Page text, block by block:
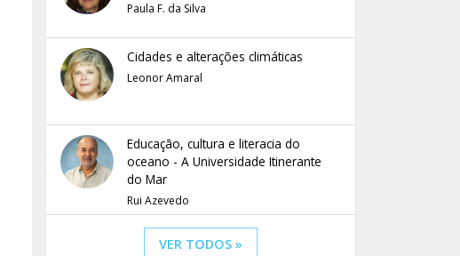
Paula F. da Silva
Cidades e alterações climáticas
Leonor Amaral
Educação, cultura e literacia do
oceano - A Universidade Itinerante
do Mar
Rui Azevedo
VER TODOS »